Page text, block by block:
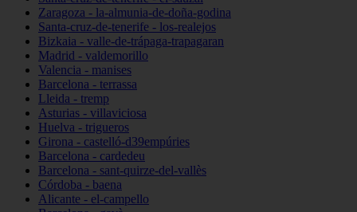
Zaragoza - la-almunia-de-doña-godina
Santa-cruz-de-tenerife - los-realejos
Bizkaia - valle-de-trápaga-trapagaran
Madrid - valdemorillo
Valencia - manises
Barcelona - terrassa
Lleida - tremp
Asturias - villaviciosa
Huelva - trigueros
Girona - castelló-d39empúries
Barcelona - cardedeu
Barcelona - sant-quirze-del-vallès
Córdoba - baena
Alicante - el-campello